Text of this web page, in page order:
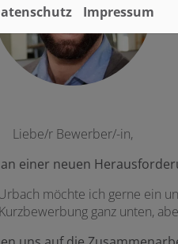
Liebe/r Bewerber/-in,
einer neuen
möchte ich gerne ein
ganz unten,
Impressum